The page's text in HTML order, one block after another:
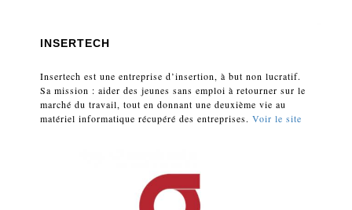
INSERTECH
Insertech est une entreprise d’insertion, à but non lucratif.
Sa mission : aider des jeunes sans emploi à retourner sur le
marché du travail, tout en donnant une deuxième vie au
matériel informatique récupéré des entreprises. Voir le site